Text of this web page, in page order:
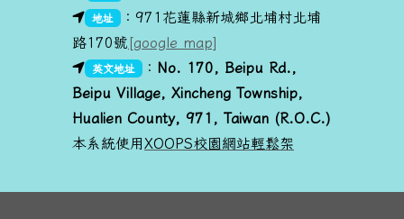
link to https://goo.gl/maps/dUx2GHvcPmq
地址
：971花蓮縣新城鄉北埔村北埔
路170號 [google map]
link to https://goo.gl/maps/dUx2GHvcPmq
link to https://goo.gl/maps/dUx2GHvcPmq
英文地址 ： No. 170, Beipu Rd.,
Beipu Village, Xincheng Township,
Hualien County, 971, Taiwan (R.O.C.)
本系統使用 XOOPS校園網站輕鬆架